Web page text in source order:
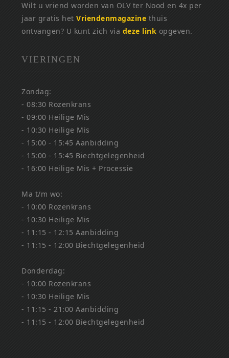
Wilt u vriend worden van OLV ter Nood en 4x per
jaar gratis hetVriendenmagazine thuis
ontvangen? U kunt zich via deze link opgeven.
VIERINGEN
Zondag:
- 08:30 Rozenkrans
- 09:00 Heilige Mis
- 10:30 Heilige Mis
- 15:00 - 15:45 Aanbidding
- 15:00 - 15:45 Biechtgelegenheid
- 16:00 Heilige Mis + Processie
Ma t/m wo:
- 10:00 Rozenkrans
- 10:30 Heilige Mis
- 11:15 - 12:15 Aanbidding
- 11:15 - 12:00 Biechtgelegenheid
Donderdag:
- 10:00 Rozenkrans
- 10:30 Heilige Mis
- 11:15 - 21:00 Aanbidding
- 11:15 - 12:00 Biechtgelegenheid